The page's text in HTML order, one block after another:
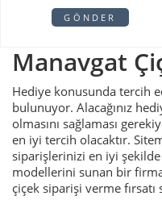
GÖNDER
Manavgat
Hediye konusunda tercih
bulunuyor. Alacağınız
olmasını sağlaması
en iyi tercih olacaktır.
siparişlerinizi en iyi
modellerini sunan bir
çiçek siparişi verme fırsatı